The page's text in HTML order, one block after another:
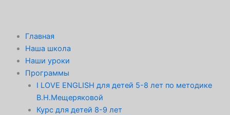
Главная
Наша школа
Наши уроки
Программы
I LOVE ENGLISH для детей 5-8 лет по методике
В.Н.Мещеряковой
Курс для детей 8-9 лет